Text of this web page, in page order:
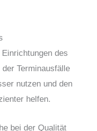
des
Terminausfälle
nutzen und den
helfen.
bei der Qualität